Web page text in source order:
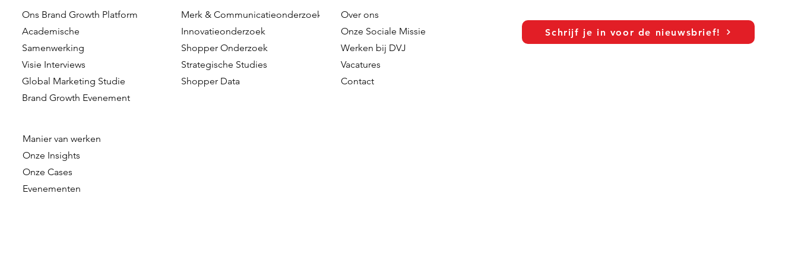
Ons Brand Growth Platform
Academische
Samenwerking
Visie Interviews
Global Marketing Studie
Brand Growth Evenement
Manier van werken
Onze Insights
Onze Cases
Evenementen
Merk & Communicatieonderzoek
Innovatieonderzoek
Shopper Onderzoek
Strategische Studies
Shopper Data
Over ons
Onze Sociale Missie
Werken bij DVJ
Vacatures
Contact
Schrijf je in voor de nieuwsbrief!